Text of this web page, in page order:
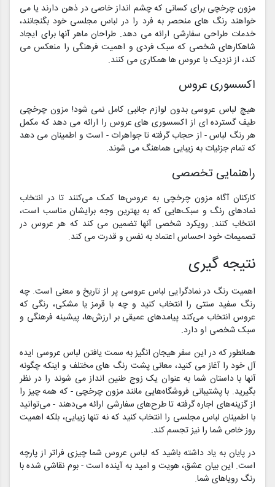
مزون چرخچی برای کسانی که چشم انداز خاصی در ذهن دارند یا می
خواهند رنگ های منحصر به فرد را در لباس مجلسی خود بگنجانند،
خدمات طراحی سفارشی ارائه می دهد. طراحان ماهر آنها برای ایجاد
شاهکارهای شخصی که سبک فردی و اهمیت فرهنگی را منعکس می
کند، از نزدیک با عروس ها همکاری می کنند.
اکسسوری عروس
هیچ لباس عروسی بدون لوازم جانبی کامل نمی شود! مزون چرخچی
طیف گسترده ای از اکسسوری های عروس را ارائه می دهد که مکمل
هر رنگ لباس - از حجاب گرفته تا جواهرات - است و اطمینان می دهد
که تمام جزئیات به زیبایی هماهنگ می شوند.
راهنمایی تخصصی
کارکنان آگاه مزون چرخچی به عروس‌ها کمک می‌کنند تا در انتخاب
نمادهای رنگ و سبک‌هایی که به بهترین وجه برایشان مناسب است،
انتخاب کنند. رویکرد شخصی آنها تضمین می کند که هر عروس در
تصمیمات خود احساس اعتماد به نفس و قدرت می کند.
نتیجه گیری
اهمیت رنگ در نمادگرایی لباس عروسی پر از تاریخ و معنی است. چه
رنگ سفید سنتی را انتخاب کنید و چه با قرمز یا مشکی، رنگی که
عروس انتخاب می‌کند پیامدهای عمیقی بر ارزش‌ها، پیشینه فرهنگی و
سبک شخصی او دارد.
همانطور که در این سفر هیجان انگیز به سمت یافتن لباس عروسی ایده
آل خود را آغاز می کنید، معانی پشت رنگ های مختلف و اینکه چگونه
آنها با داستان شما به عنوان یک زوج طنین انداز می شوند را در نظر
بگیرید. با پشتیبانی فروشگاه‌هایی مانند مزون چرخچی - که همه چیز را
از گزینه‌های اجاره گرفته تا طرح‌های سفارشی ارائه می‌دهند - می‌توانید
با اطمینان لباس مجلسی را انتخاب کنید که نه تنها زیبایی، بلکه اهمیت
روز خاص شما را نیز تجسم کند.
در پایان به یاد داشته باشید که لباس عروس شما چیزی فراتر از پارچه
است. این بیان عشق، هویت و امید به آینده است - بوم نقاشی شده با
رنگ رویاهای شما.